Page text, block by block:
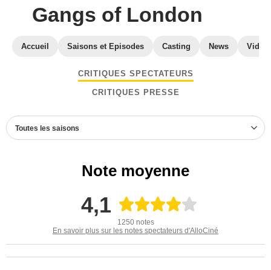
Gangs of London
Accueil Saisons et Episodes Casting News
CRITIQUES SPECTATEURS
CRITIQUES PRESSE
Toutes les saisons
Note moyenne
4,1
1250 notes
En savoir plus sur les notes spectateurs d'AlloCiné